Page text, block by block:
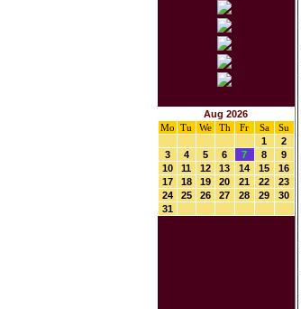
Aug 2026
Mo Tu We Th Fr Sa
Su
1
2
3
4 5 6 7 8
9
10
11 12 13 14 15
16
17
18 19 20 21 22
23
24
25 26 27 28 29
30
31